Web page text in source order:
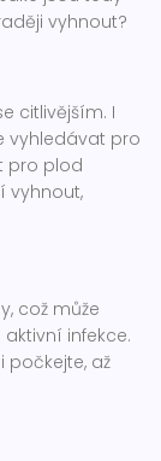
vyhnout?
citlivějším. I
vyhledávat pro
pro plod
vyhnout,
což může
infekce.
počkejte, až